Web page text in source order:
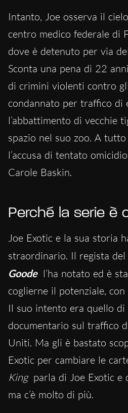
Intanto, Joe osserva il
centro medico federale di
dove è detenuto per via
Sconta una pena di 22
di crimini violenti contro
condannato per traffico di
l’abbattimento di vecchie
spazio nel suo zoo. A
l’accusa di tentato
Carole Baskin.
Perché la serie è
Joe Exotic e la sua storia
straordinario. Il regista
Goode l’ha notato ed è
coglierne il potenziale,
Il suo intento era quello di
documentario sul traffico
Uniti. Ma gli è bastato
Exotic per cambiare le
King parla di Joe Exotic e
ma c’è molto di più.